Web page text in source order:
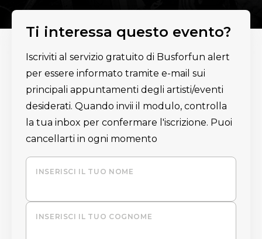
Ti interessa questo evento?
Iscriviti al servizio gratuito di Busforfun alert
per essere informato tramite e-mail sui
principali appuntamenti degli artisti/eventi
desiderati. Quando invii il modulo, controlla
la tua inbox per confermare l'iscrizione. Puoi
cancellarti in ogni momento
INSERISCI IL TUO NOME
INSERISCI IL TUO COGNOME